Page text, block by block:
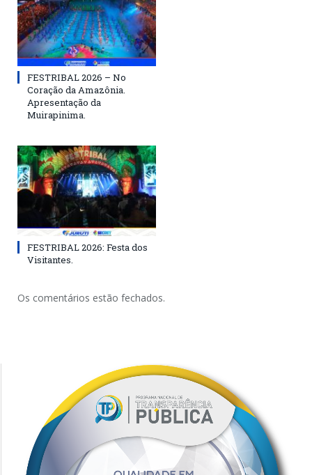
FESTRIBAL 2026 – No
Coração da Amazônia.
Apresentação da
Muirapinima.
FESTRIBAL 2026: Festa dos
Visitantes.
Os comentários estão fechados.